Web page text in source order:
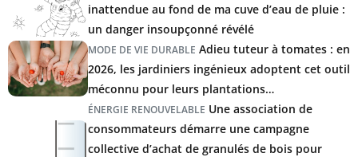
inattendue au fond de ma cuve d’eau de pluie :
un danger insoupçonné révélé
MODE DE VIE DURABLE Adieu tuteur à tomates : en
2026, les jardiniers ingénieux adoptent cet outil
méconnu pour leurs plantations…
ÉNERGIE RENOUVELABLE Une association de
consommateurs démarre une campagne
collective d’achat de granulés de bois pour